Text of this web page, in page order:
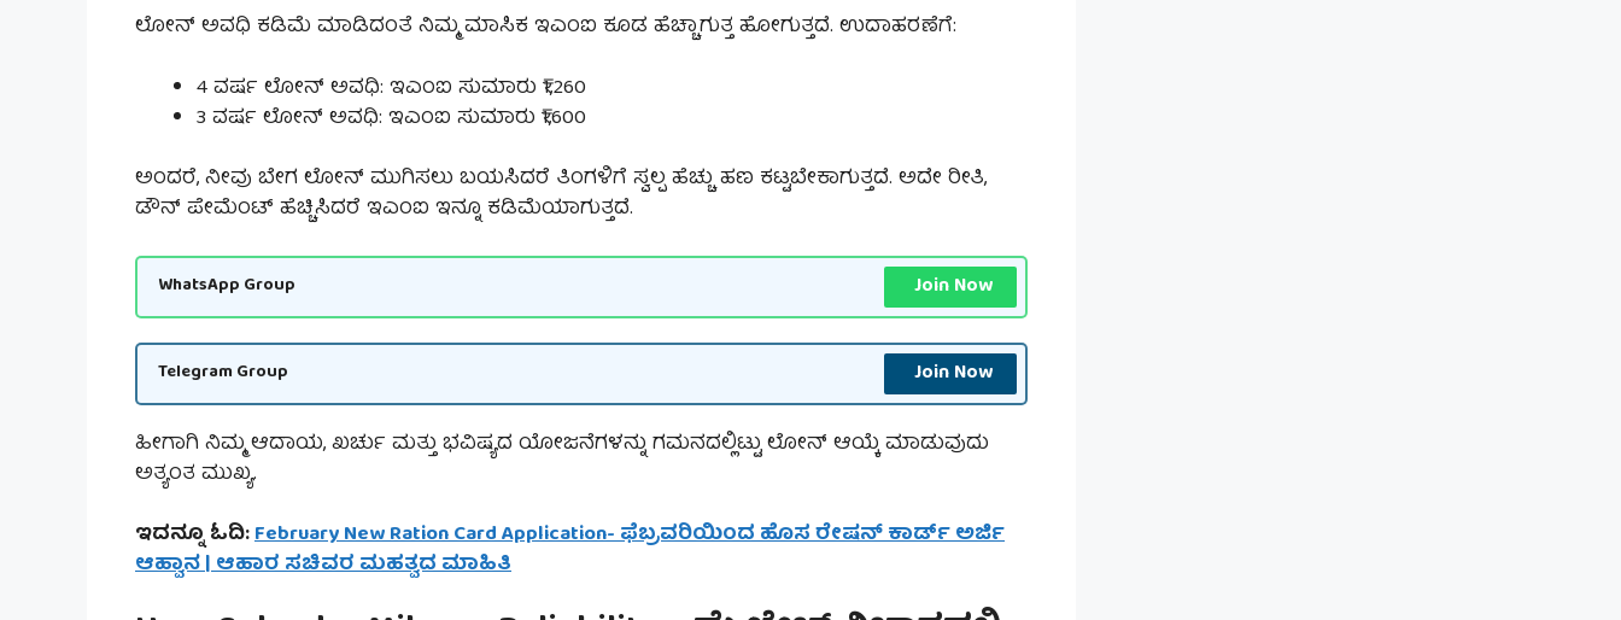
ಲೋನ್ ಅವಧಿ ಕಡಿಮೆ ಮಾಡಿದಂತೆ ನಿಮ್ಮ ಮಾಸಿಕ ಇಎಂಐ ಕೂಡ ಹೆಚ್ಚಾಗುತ್ತ ಹೋಗುತ್ತದೆ. ಉದಾಹರಣೆಗೆ:
4 ವರ್ಷ ಲೋನ್ ಅವಧಿ: ಇಎಂಐ ಸುಮಾರು ₹1,260
3 ವರ್ಷ ಲೋನ್ ಅವಧಿ: ಇಎಂಐ ಸುಮಾರು ₹1,600
ಅಂದರೆ, ನೀವು ಬೇಗ ಲೋನ್ ಮುಗಿಸಲು ಬಯಸಿದರೆ ತಿಂಗಳಿಗೆ ಸ್ವಲ್ಪ ಹೆಚ್ಚು ಹಣ ಕಟ್ಟಬೇಕಾಗುತ್ತದೆ. ಅದೇ ರೀತಿ,
ಡೌನ್ ಪೇಮೆಂಟ್ ಹೆಚ್ಚಿಸಿದರೆ ಇಎಂಐ ಇನ್ನೂ ಕಡಿಮೆಯಾಗುತ್ತದೆ.
WhatsApp Group Join Now
Telegram Group Join Now
ಹೀಗಾಗಿ ನಿಮ್ಮ ಆದಾಯ, ಖರ್ಚು ಮತ್ತು ಭವಿಷ್ಯದ ಯೋಜನೆಗಳನ್ನು ಗಮನದಲ್ಲಿಟ್ಟು ಲೋನ್ ಆಯ್ಕೆ ಮಾಡುವುದು
ಅತ್ಯಂತ ಮುಖ್ಯ.
ಇದನ್ನೂ ಓದಿ:February New Ration Card Application- ಫೆಬ್ರವರಿಯಿಂದ ಹೊಸ ರೇಷನ್ ಕಾರ್ಡ್ ಅರ್ಜಿ
ಆಹ್ವಾನ | ಆಹಾರ ಸಚಿವರ ಮಹತ್ವದ ಮಾಹಿತಿ